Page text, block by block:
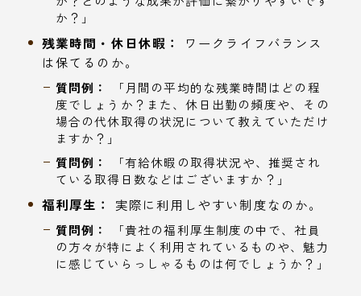
か？」
残業時間・休日休暇：
ワークライフバランス
は保てるのか。
質問例：
「月間の平均的な残業時間はどの程
度でしょうか？また、休日出勤の頻度や、その
場合の代休取得の状況について教えていただけ
ますか？」
質問例：
「有給休暇の取得状況や、推奨され
ている取得日数などはございますか？」
福利厚生： 実際に利用しやすい制度なのか。
質問例：
「貴社の福利厚生制度の中で、社員
の方々が特によく利用されているものや、魅力
に感じていらっしゃるものは何でしょうか？」